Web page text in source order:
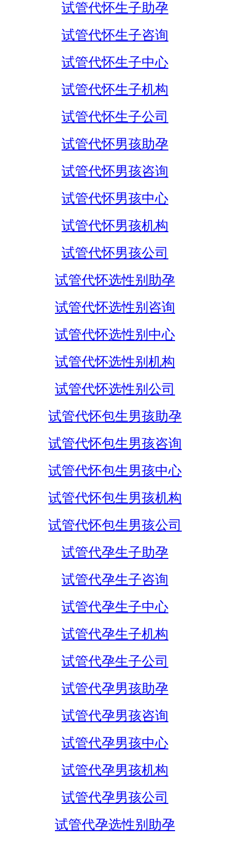
试管代怀生子助孕
试管代怀生子咨询
试管代怀生子中心
试管代怀生子机构
试管代怀生子公司
试管代怀男孩助孕
试管代怀男孩咨询
试管代怀男孩中心
试管代怀男孩机构
试管代怀男孩公司
试管代怀选性别助孕
试管代怀选性别咨询
试管代怀选性别中心
试管代怀选性别机构
试管代怀选性别公司
试管代怀包生男孩助孕
试管代怀包生男孩咨询
试管代怀包生男孩中心
试管代怀包生男孩机构
试管代怀包生男孩公司
试管代孕生子助孕
试管代孕生子咨询
试管代孕生子中心
试管代孕生子机构
试管代孕生子公司
试管代孕男孩助孕
试管代孕男孩咨询
试管代孕男孩中心
试管代孕男孩机构
试管代孕男孩公司
试管代孕选性别助孕